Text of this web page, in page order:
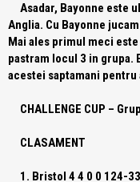
Asadar, Bayonne este
Anglia. Cu Bayonne
Mai ales primul meci
pastram locul 3 in grupa.
acestei saptamani
CHALLENGE CUP –
CLASAMENT
1. Bristol 4 4 0 0 124-